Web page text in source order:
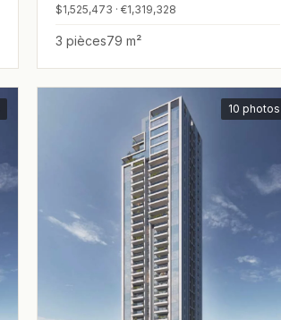
$1,525,473 · €1,319,328
3 pièces79 m²
10 photos